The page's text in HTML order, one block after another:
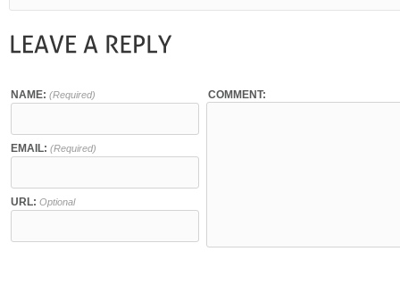
NAME: (Required)
EMAIL: (Required)
URL: Optional
COMMENT: